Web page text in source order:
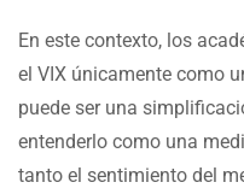
En este contexto, los
el VIX únicamente como
puede ser una
entenderlo como una
tanto el sentimiento del